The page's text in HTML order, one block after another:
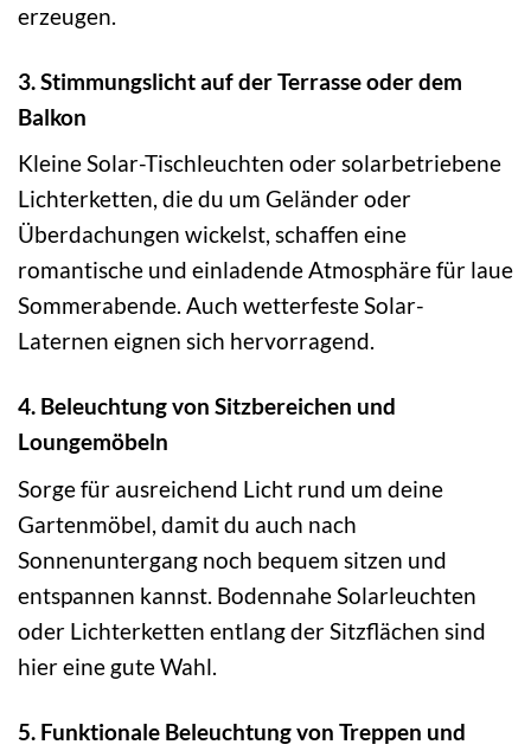
erzeugen.
3. Stimmungslicht auf der Terrasse oder dem
Balkon
Kleine Solar-Tischleuchten oder solarbetriebene
Lichterketten, die du um Geländer oder
Überdachungen wickelst, schaffen eine
romantische und einladende Atmosphäre für laue
Sommerabende. Auch wetterfeste Solar-
Laternen eignen sich hervorragend.
4. Beleuchtung von Sitzbereichen und
Loungemöbeln
Sorge für ausreichend Licht rund um deine
Gartenmöbel, damit du auch nach
Sonnenuntergang noch bequem sitzen und
entspannen kannst. Bodennahe Solarleuchten
oder Lichterketten entlang der Sitzflächen sind
hier eine gute Wahl.
5. Funktionale Beleuchtung von Treppen und